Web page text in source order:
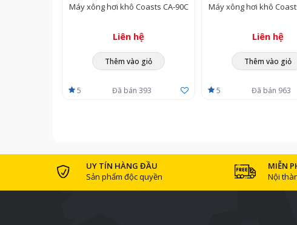
Máy xông hơi khô Coasts CA-90C
Liên hệ
Thêm vào giỏ
5 Đã bán 393
Máy xông hơi khô
Liên hệ
Thêm vào giỏ
5 Đã bán 963
UY TÍN HÀNG ĐẦU
Sản phẩm độc quyền
MIỄN
Nội